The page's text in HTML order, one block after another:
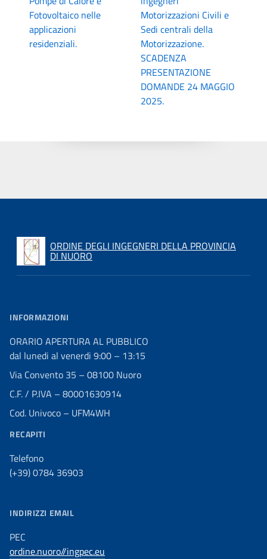
Fotovoltaico nelle
applicazioni
residenziali.
Motorizzazioni Civili e
Sedi centrali della
Motorizzazione.
SCADENZA
PRESENTAZIONE
DOMANDE 24 MAGGIO
2025.
ORDINE DEGLI INGEGNERI DELLA PROVINCIA
DI NUORO
INFORMAZIONI
ORARIO APERTURA AL PUBBLICO
dal lunedi al venerdi 9:00 – 13:15
Via Convento 35 – 08100 Nuoro
C.F. / P.IVA – 80001630914
Cod. Univoco – UFM4WH
RECAPITI
Telefono
(+39) 0784 36903
INDIRIZZI EMAIL
PEC
ordine.nuoro//ingpec.eu